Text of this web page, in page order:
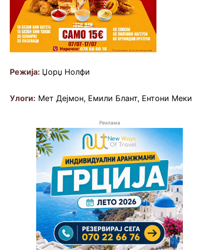
Режија: Џорџ Нолфи
Улоги: Мет Дејмон, Емили Блант, Ентони Меки
Реклама